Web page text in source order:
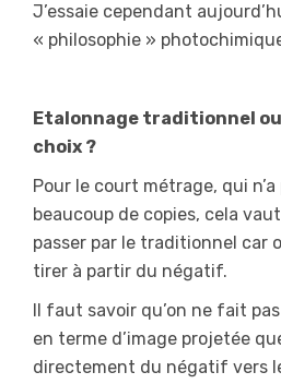
J’essaie cependant
« philosophie »
Etalonnage traditionnel
choix ?
Pour le court métrage, qui n’a
beaucoup de copies, cela
passer par le traditionnel car
tirer à partir du négatif.
Il faut savoir qu’on ne fait
en terme d’image projetée
directement du négatif vers